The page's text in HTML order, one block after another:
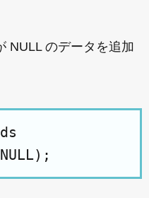
NULL のデータを追加